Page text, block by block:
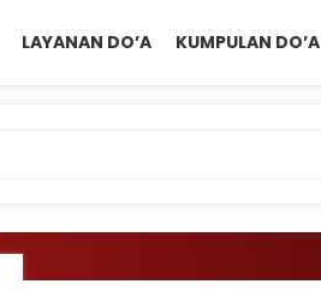
LAYANAN DO’A KUMPULAN DO’A